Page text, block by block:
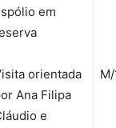
em
orientada
Ana Filipa
e